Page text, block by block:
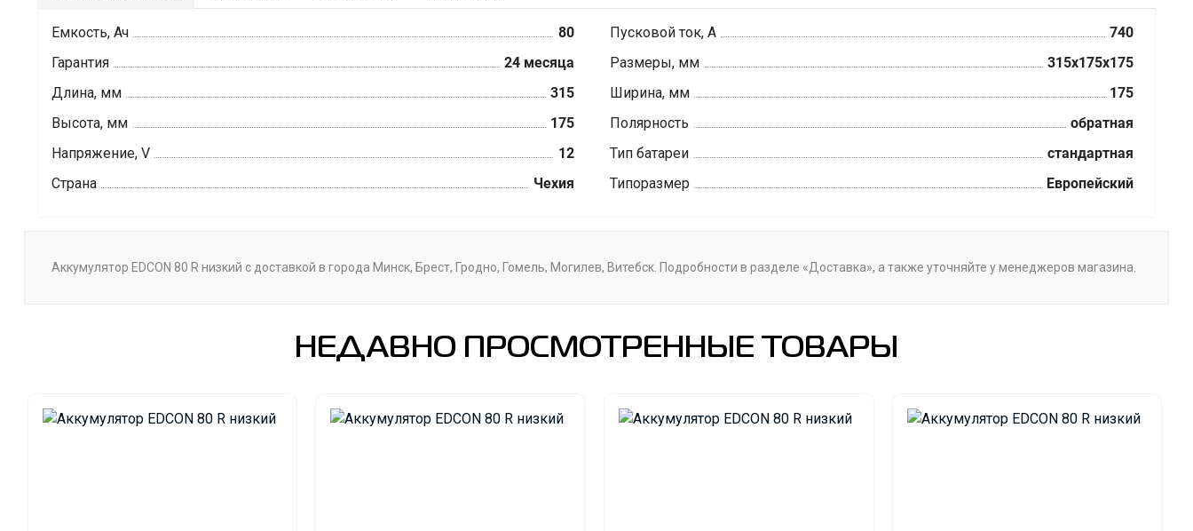
Емкость, Ач 80 Пусковой ток, А
740
Гарантия
24 месяца Размеры, мм
315x175x175
Длина, мм
315 Ширина, мм
175
Высота, мм
175 Полярность
обратная
Напряжение, V
12 Тип батареи
стандартная
Страна
Чехия Типоразмер Европейский
Аккумулятор EDCON 80 R низкий с доставкой в города Минск, Брест, Гродно, Гомель, Могилев, Витебск. Подробности в разделе «Доставка», а также уточняйте у менеджеров магазина.
НЕДАВНО ПРОСМОТРЕННЫЕ ТОВАРЫ